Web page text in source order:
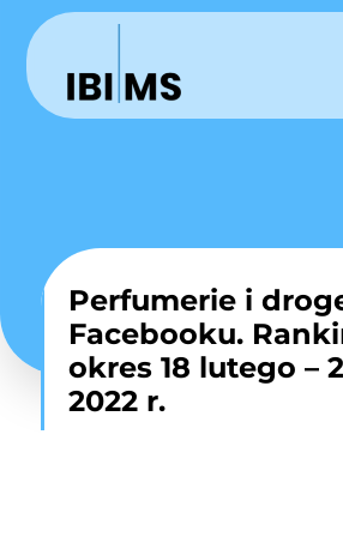
Perfumerie i
Facebooku.
okres 18 lutego –
2022 r.